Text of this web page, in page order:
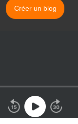
Créer un blog